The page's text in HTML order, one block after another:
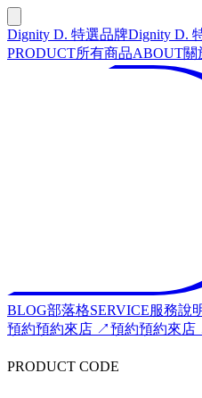
Dignity D. 特選品牌Dignity D.
PRODUCT所有商品ABOUT關
BLOG部落格SERVICE服務說
預約預約來店 ↗預約預約來店
PRODUCT CODE